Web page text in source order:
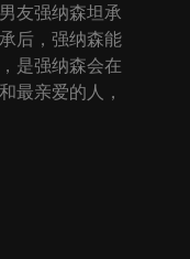
友强纳森坦承
后，强纳森能
是强纳森会在
最亲爱的人，